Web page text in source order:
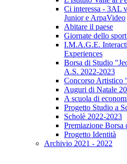
Ci interessa - 3AL
Junior e ArpaVideo
Abitare il paese
Giornate dello
I.M.A.G.E.
Experiences
Borsa di Studio
A.S. 2022-2023
Concorso Artistico
Auguri di Natale
A scuola di
Progetto Studio a
Scholè 2022-2023
Premiazione Borsa
Progetto Identità
Archivio 2021 - 2022